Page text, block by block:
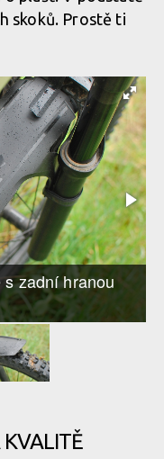
skoků. Prostě ti
zadní hranou